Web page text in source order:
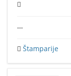
---
Štamparije